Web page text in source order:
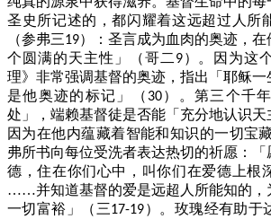
圣史所记述的，都闪耀着这远超过人所
（参弗三19）：圣言成为血肉的奥迹，
个圆满的天主性」（哥二 9）。因为这
理》非常强调基督的奥迹，指出「耶稣
是他奥迹的标记」（ 30）。第三个千
处」，端赖基督徒是否能「充分地认识天
因为在他内蕴藏着智能和知识的一切宝
弗所书向每位受洗者表达热切的祈愿：
德，住在你们心中，叫你们在爱德上根
……并知道基督的爱是远超人所能知的，
一切富裕」（三17-19）。玫瑰经有助于